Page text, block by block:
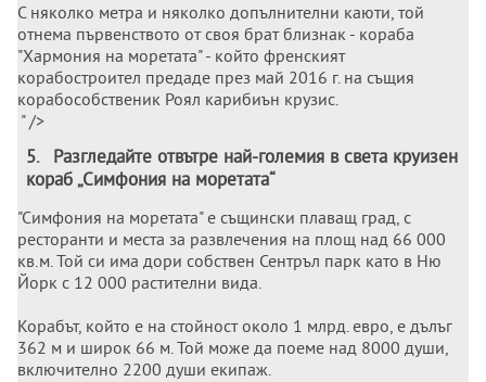
С няколко метра и няколко допълнителни каюти, той
отнема първенството от своя брат близнак - кораба
"Хармония на моретата" - който френският
корабостроител предаде през май 2016 г. на същия
корабособственик Роял карибиън крузис.
" />
5.
Разгледайте отвътре най-големия в света круизен
кораб „Симфония на моретата“
"Симфония на моретата" е същински плаващ град, с
ресторанти и места за развлечения на площ над 66 000
кв.м. Той си има дори собствен Сентръл парк като в Ню
Йорк с 12 000 растителни вида.
Корабът, който е на стойност около 1 млрд. евро, е дълъг
362 м и широк 66 м. Той може да поеме над 8000 души,
включително 2200 души екипаж.